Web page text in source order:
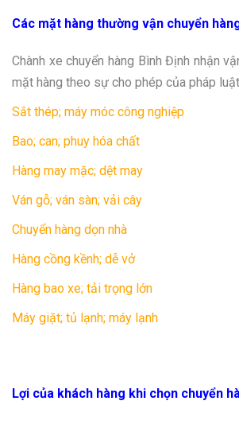
Các mặt hàng thường vận chuyển
Chành xe chuyển hàng Bình Định nhận
mặt hàng theo sự cho phép của pháp
Sắt thép; máy móc công nghiệp
Bao; can; phuy hóa chất
Hàng may mặc; dệt may
Ván gỗ; ván sàn; vải cây
Chuyển hàng dọn nhà
Hàng cồng kềnh; dễ vở
Hàng bao xe; tải trọng lớn
Máy giặt; tủ lạnh; máy lạnh
Lợi của khách hàng khi chọn chuyển